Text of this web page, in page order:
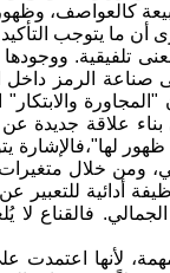
يتوجب التأكيد
تلفيقية.
صناعة الرمز
والابتكار"
بناء علاقة
ظهور
ومن خلال متغيرات
أدائية
فالقناع
لأنها اعتمدت